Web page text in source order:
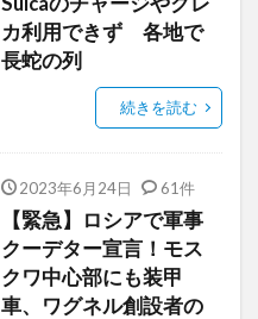
カ利用できず 各地で
長蛇の列
続きを読む
2023年6月24日 61件
【緊急】ロシアで軍事
クーデター宣言！モス
クワ中心部にも装甲
車、ワグネル創設者の